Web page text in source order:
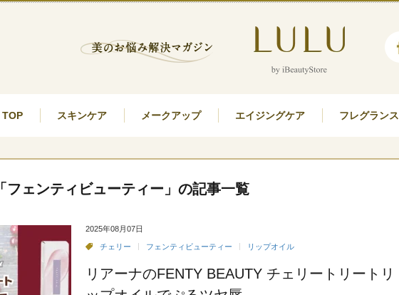
TOP スキンケア メークアップ エイジングケア フレグランス
「フェンティビューティー」の記事一覧
2025年08月07日
チェリー フェンティビューティー リップオイル
リアーナのFENTY BEAUTY チェリートリートリ